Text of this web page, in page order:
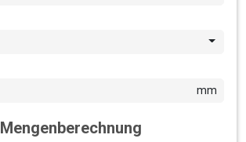
mm
Mengenberechnung